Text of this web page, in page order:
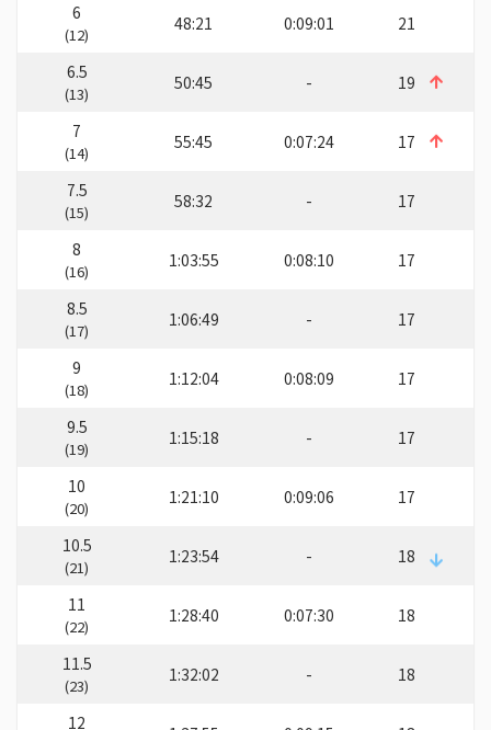
6
(12)
48:21 0:09:01 21
6.5
(13)
50:45 - 19
7
(14)
55:45 0:07:24 17
7.5
(15)
58:32 - 17
8
(16)
1:03:55 0:08:10 17
8.5
(17)
1:06:49 - 17
9
(18)
1:12:04 0:08:09 17
9.5
(19)
1:15:18 - 17
10
(20)
1:21:10 0:09:06 17
10.5
(21)
1:23:54 - 18
11
(22)
1:28:40 0:07:30 18
11.5
(23)
1:32:02 - 18
12